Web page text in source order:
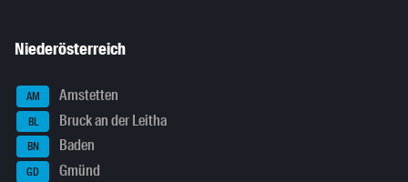
Niederösterreich
AM Amstetten
BL Bruck an der Leitha
BN Baden
GD Gmünd